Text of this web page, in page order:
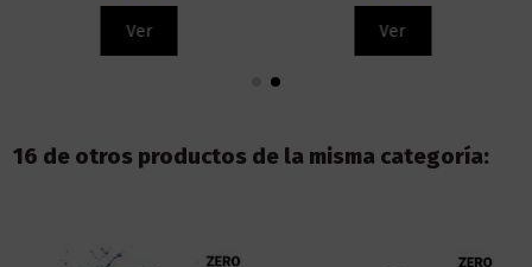
Ver Ver
16 de otros productos de la misma categoría: